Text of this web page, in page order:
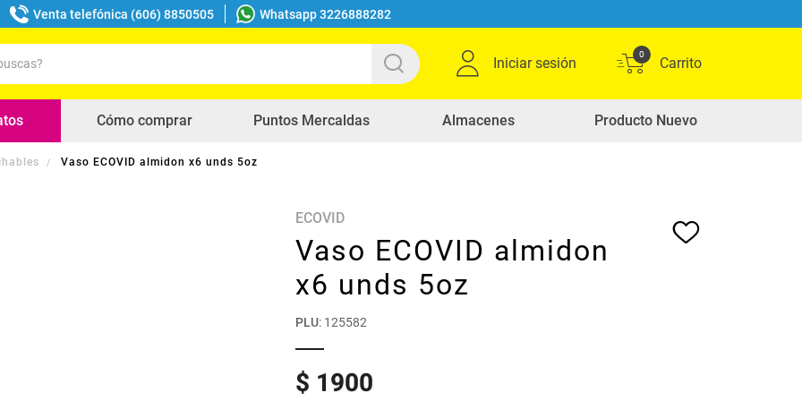
Venta telefónica (606) 8850505 Whatsapp 3226888282
Iniciar sesión
0
Cómo comprar Puntos Mercaldas Almacenes Producto Nuevo
Vaso ECOVID almidon x6 unds 5oz
ECOVID
Vaso ECOVID almidon
x6 unds 5oz
PLU: 125582
$ 1900
buscados